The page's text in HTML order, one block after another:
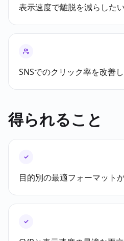
表示速度で離脱を減らした
SNSでのクリック率を改善
得られること
✓
目的別の最適フォーマット
✓